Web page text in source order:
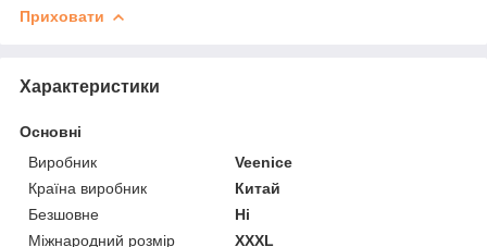
Приховати
Характеристики
Основні
Виробник
Veenice
Країна виробник
Китай
Безшовне
Ні
Міжнародний розмір
XXXL